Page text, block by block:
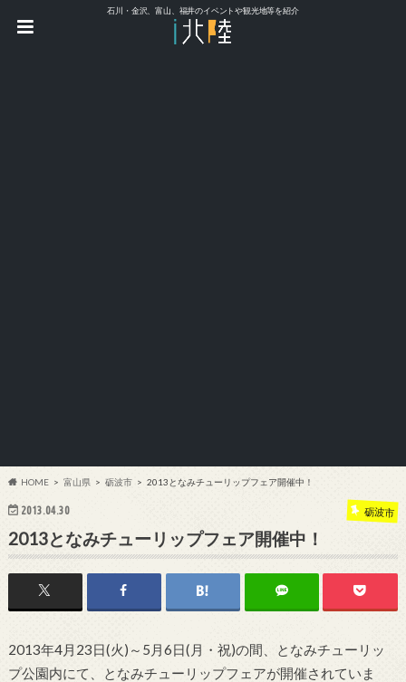
石川・金沢、富山、福井のイベントや観光地等を紹介
HOME 富山県 砺波市 2013となみチューリップフェア開催中！
2013.04.30 砺波市
2013となみチューリップフェア開催中！
2013年4月23日(火)～5月6日(月・祝)の間、となみチューリッ
プ公園内にて、となみチューリップフェアが開催されていま